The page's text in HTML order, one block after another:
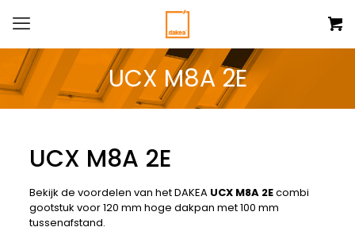
UCX M8A 2E
UCX M8A 2E
Bekijk de voordelen van het DAKEA UCX M8A 2Ecombi
gootstuk voor 120 mm hoge dakpan met 100 mm
tussenafstand.